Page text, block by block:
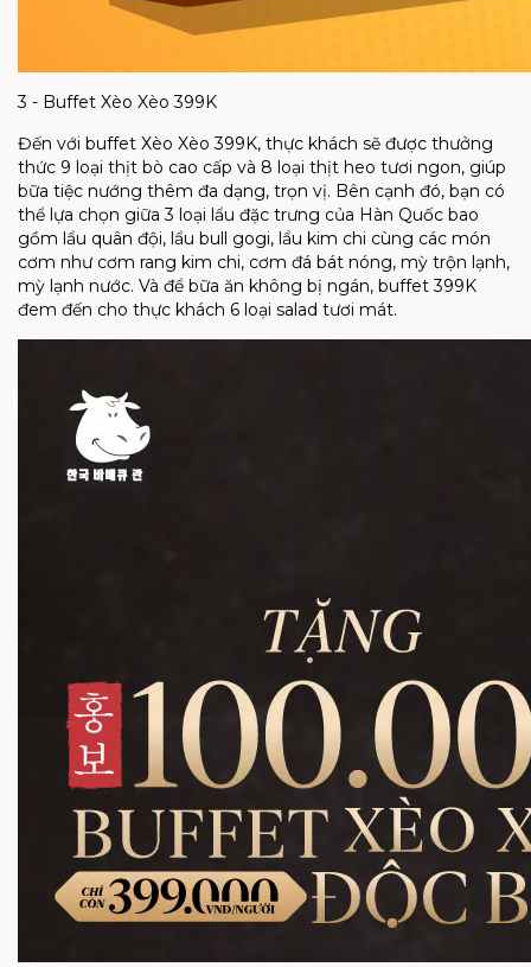
3 - Buffet Xèo Xèo 399K
Đến với buffet Xèo Xèo 399K, thực khách sẽ được thưởng
thức 9 loại thịt bò cao cấp và 8 loại thịt heo tươi ngon, giúp
bữa tiệc nướng thêm đa dạng, trọn vị. Bên cạnh đó, bạn có
thể lựa chọn giữa 3 loại lẩu đặc trưng của Hàn Quốc bao
gồm lẩu quân đội, lẩu bull gogi, lẩu kim chi cùng các món
cơm như cơm rang kim chi, cơm đá bát nóng, mỳ trộn lạnh,
mỳ lạnh nước. Và để bữa ăn không bị ngán, buffet 399K
đem đến cho thực khách 6 loại salad tươi mát.